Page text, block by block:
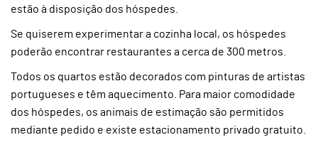
estão à disposição dos hóspedes.
Se quiserem experimentar a cozinha local, os hóspedes
poderão encontrar restaurantes a cerca de 300 metros.
Todos os quartos estão decorados com pinturas de artistas
portugueses e têm aquecimento. Para maior comodidade
dos hóspedes, os animais de estimação são permitidos
mediante pedido e existe estacionamento privado gratuito.